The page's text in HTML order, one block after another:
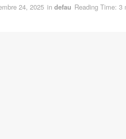
24, 2025 in defau Reading Time: 3